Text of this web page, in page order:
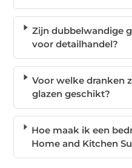
Zijn dubbelwandige
voor detailhandel?
Voor welke dranken
glazen geschikt?
Hoe maak ik een
Home and Kitchen